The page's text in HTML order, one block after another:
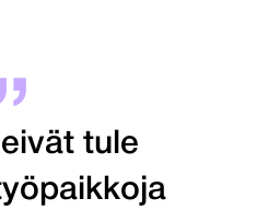
tule